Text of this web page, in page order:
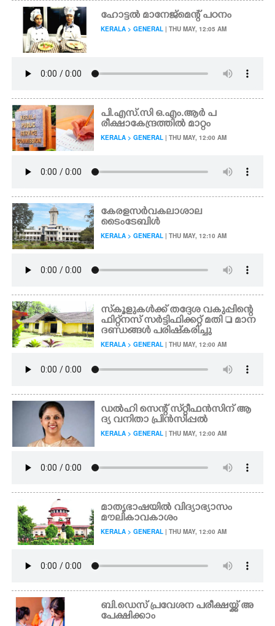
ഹോട്ടൽ മാനേജ്മെന്റ് പഠനം
KERALA > GENERAL | THU MAY, 12:05 AM
പി.എസ്.സി ഒ.എം.ആർ പ
രീക്ഷാകേന്ദ്രത്തിൽ മാറ്റം
KERALA > GENERAL | THU MAY, 12:00 AM
കേരളസർവകലാശാല
ടൈംടേബിൾ
KERALA > GENERAL | THU MAY, 12:10 AM
സ്‌കൂളുകൾക്ക് തദ്ദേശ വകുപ്പിന്റെ
ഫിറ്റ്നസ് സർട്ടിഫിക്കറ്റ് മതി  മാന
ദണ്ഡങ്ങൾ പരിഷ്‌കരിച്ചു
KERALA > GENERAL | THU MAY, 12:00 AM
ഡൽഹി സെന്റ് സ്‌റ്റീഫൻസിന് ആ
ദ്യ വനിതാ പ്രിൻസിപ്പൽ
KERALA > GENERAL | THU MAY, 12:00 AM
മാതൃഭാഷയിൽ വിദ്യാഭ്യാസം
മൗലികാവകാശം
KERALA > GENERAL | THU MAY, 12:00 AM
ബി.ഡെസ് പ്രവേശന പരീക്ഷയ്ക്ക് അ
പേക്ഷിക്കാം